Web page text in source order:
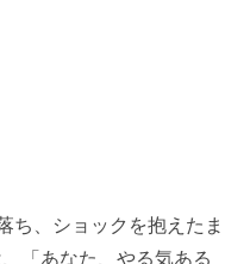
ち、ショックを抱えたま
「あなた、やる気ある